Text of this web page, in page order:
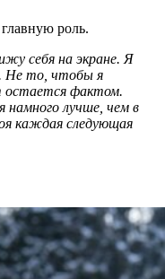
роль.
себя на экране. Я
Не то, чтобы я
остается фактом.
лучше, чем в
каждая следующая